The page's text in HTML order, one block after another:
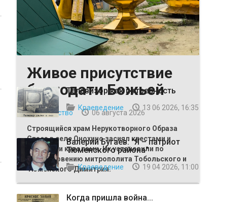
Живое присутствие
благодати Божьей
Общество
06 августа 2026
Строящийся храм Нерукотворного Образа
Спаса в селе Онохино засиял крестами и
главными куполами. Их установили по
благословению митрополита Тобольского и
Тюменского Димитрия.
ВЫБОР РЕДАКЦИИ
Телевизор как потребность
Краеведение 13 06 2026, 16:35
Валерий Бугаев: "Я – патриот
Тюменского района"
Краеведение 19 04 2026, 11:00
Когда пришла война...